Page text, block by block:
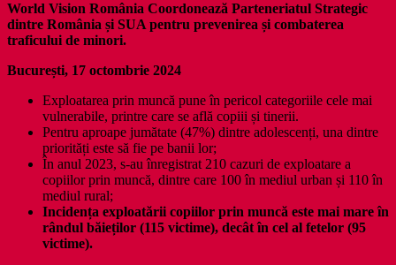
World Vision România Coordonează Parteneriatul Strategic
dintre România și SUA pentru prevenirea și combaterea
traficului de minori.
București, 17 octombrie 2024
Exploatarea prin muncă pune în pericol categoriile cele mai
vulnerabile, printre care se află copiii și tinerii.
Pentru aproape jumătate (47%) dintre adolescenți, una dintre
priorități este să fie pe banii lor;
În anul 2023, s-au înregistrat 210 cazuri de exploatare a
copiilor prin muncă, dintre care 100 în mediul urban și 110 în
mediul rural;
Incidența exploatării copiilor prin muncă este mai mare în
rândul băieților (115 victime), decât în cel al fetelor (95
victime).